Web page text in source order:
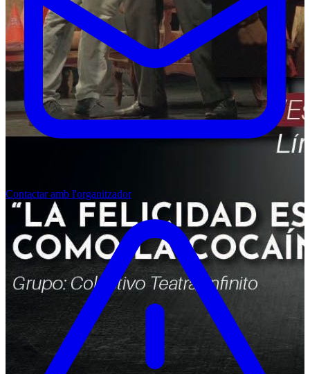
Contactar amb l'organitzador